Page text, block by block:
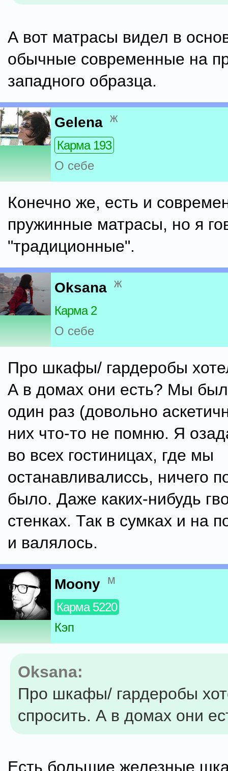
А вот матрасы видел в
обычные современные на
западного образца.
Gelena ж
Карма 193
О себе
Конечно же, есть и
пружинные матрасы, но я
"традиционные".
Oksana ж
Карма 2
О себе
Про шкафы/ гардеробы
А в домах они есть? Мы
один раз (довольно
них что-то не помню. Я
во всех гостиницах, где мы
останавливалиссь, ничего
было. Даже каких-нибудь
стенках. Так в сумках и на
и валялось.
Moony м
Карма 5220
Кэп
Oksana:
Про шкафы/ гардеробы
спросить. А в домах они
Есть большие железные